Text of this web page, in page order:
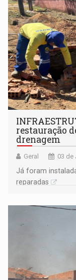
restauração
drenagem
Geral 03 de
Já foram
reparadas